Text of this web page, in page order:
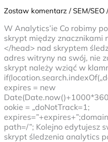
Zostaw komentarz /SEM/SEO
W Analytics’ie Co robimy
skrypt między znacznikami
</head> nad skryptem
adres witryny na swój, nie
skrypt należy wziąć w
expires = new
ookie = „doNotTrack=1;
path=/”; Kolejno edytujesz
skrypt śledzenia analytics